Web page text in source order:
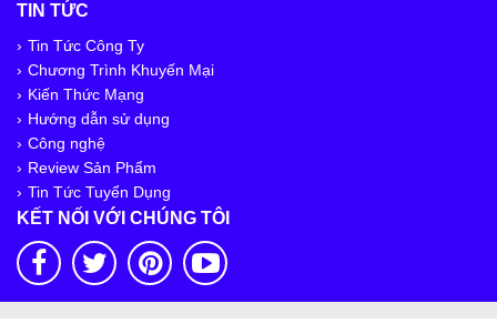
TIN TỨC
Tin Tức Công Ty
Chương Trình Khuyến Mại
Kiến Thức Mạng
Hướng dẫn sử dụng
Công nghệ
Review Sản Phẩm
Tin Tức Tuyển Dụng
KẾT NỐI VỚI CHÚNG TÔI